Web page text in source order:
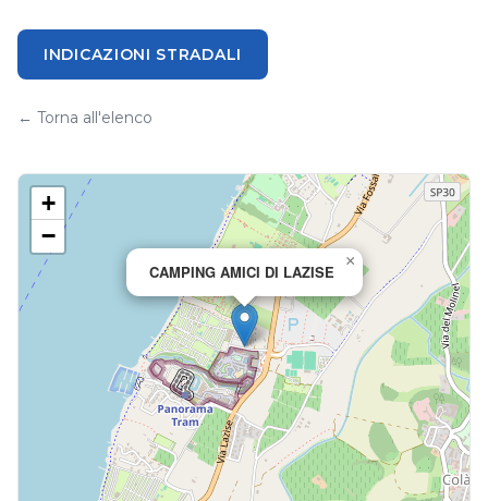
INDICAZIONI STRADALI
← Torna all'elenco
CAMPING AMICI DI LAZISE
×
+
−